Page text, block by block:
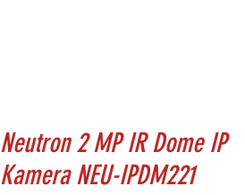
Neutron 2 MP IR Dome IP
Kamera NEU-IPDM221